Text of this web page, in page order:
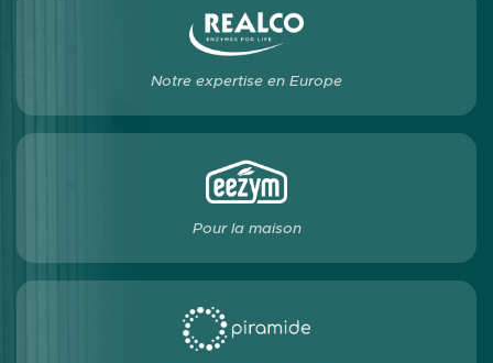
Notre expertise en Europe
Pour la maison